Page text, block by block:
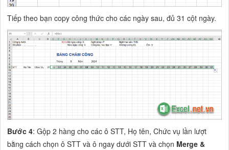
Tiếp theo bạn copy công thức cho các ngày sau, đủ 31 cột ngày.
Bước 4: Gộp 2 hàng cho các ô STT, Họ tên, Chức vụ lần lượt
bằng cách chọn ô STT và ô ngay dưới STT và chọn Merge &